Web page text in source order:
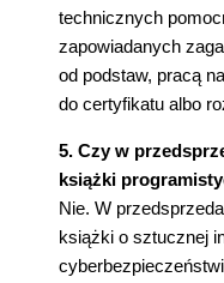
technicznych
zapowiadanych
od podstaw, pracą
do certyfikatu albo
5. Czy w
książki
Nie. W
książki o sztucznej